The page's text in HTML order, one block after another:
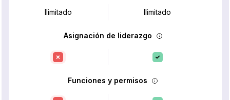
Ilimitado Ilimitado
Asignación de liderazgo
Funciones y permisos